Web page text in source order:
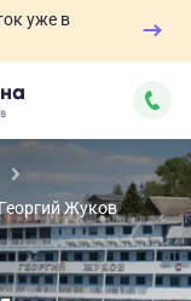
уже в
Жуков